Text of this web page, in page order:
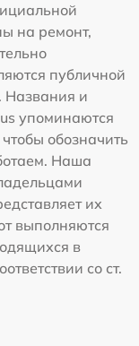
на ремонт,
публичной
Названия и
упоминаются
обозначить
Наша
их
выполняются
в
со ст.